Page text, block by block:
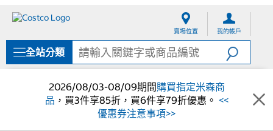
單
賣場位置 我的帳戶
全站分類
2026/08/03-08/09期間購買指定米森商
品 ，買3件享85折，買6件享79折優惠。 <<
優惠券注意事項>>